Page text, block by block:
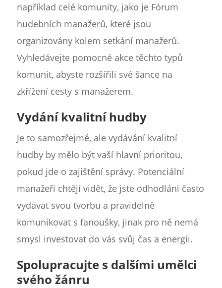
například celé komunity, jako je Fórum
hudebních manažerů, které jsou
organizovány kolem setkání manažerů.
Vyhledávejte pomocné akce těchto typů
komunit, abyste rozšířili své šance na
zkřížení cesty s manažerem.
Vydání kvalitní hudby
Je to samozřejmé, ale vydávání kvalitní
hudby by mělo být vaší hlavní prioritou,
pokud jde o zajištění správy. Potenciální
manažeři chtějí vidět, že jste odhodláni často
vydávat svou tvorbu a pravidelně
komunikovat s fanoušky, jinak pro ně nemá
smysl investovat do vás svůj čas a energii.
Spolupracujte s dalšími umělci
svého žánru